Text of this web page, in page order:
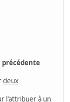
précédente
deux
l'attribuer à un